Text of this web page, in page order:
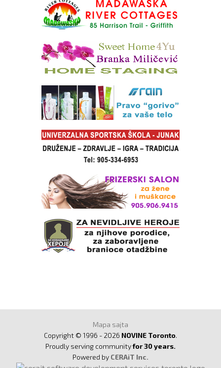
Mapa sajta
Copyright © 1996 - 2026 NOVINE Toronto.
Proudly serving communityfor 30 years.
Powered by CERAiT Inc.